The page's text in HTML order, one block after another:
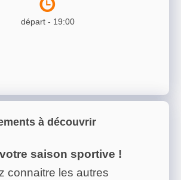
départ - 19:00
à découvrir
saison sportive !
connaitre les autres